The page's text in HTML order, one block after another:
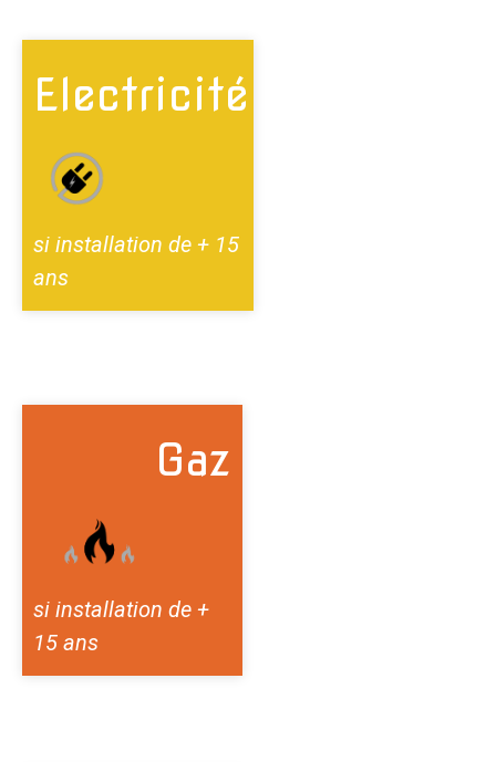
Electricité
si installation de + 15
ans
Gaz
si installation de +
15 ans